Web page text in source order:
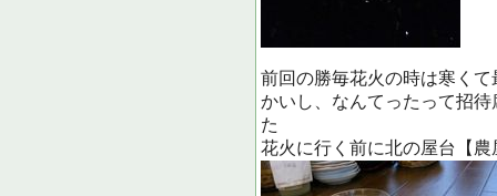
前回の勝毎花火の時は寒く
かいし、なんてったって招
た
花火に行く前に北の屋台【